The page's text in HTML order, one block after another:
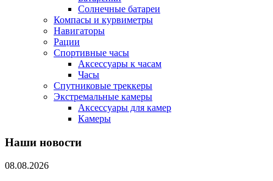
Солнечные батареи
Компасы и курвиметры
Навигаторы
Рации
Спортивные часы
Аксессуары к часам
Часы
Спутниковые треккеры
Экстремальные камеры
Аксессуары для камер
Камеры
Наши новости
08.08.2026